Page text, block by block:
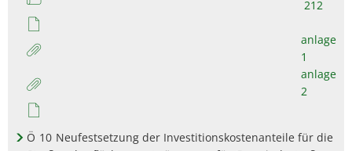
212
anlage
1
anlage
2
Ö 10 Neufestsetzung der Investitionskostenanteile für die